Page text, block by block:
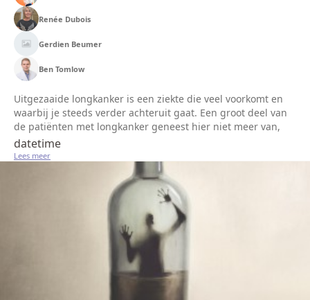
Renée Dubois
Gerdien Beumer
Ben Tomlow
Uitgezaaide longkanker is een ziekte die veel voorkomt en
waarbij je steeds verder achteruit gaat. Een groot deel van
de patiënten met longkanker geneest hier niet meer van,
daarom is er goede zorg en begeleiding nodig door
zorgverleners. P...
datetime
Lees meer